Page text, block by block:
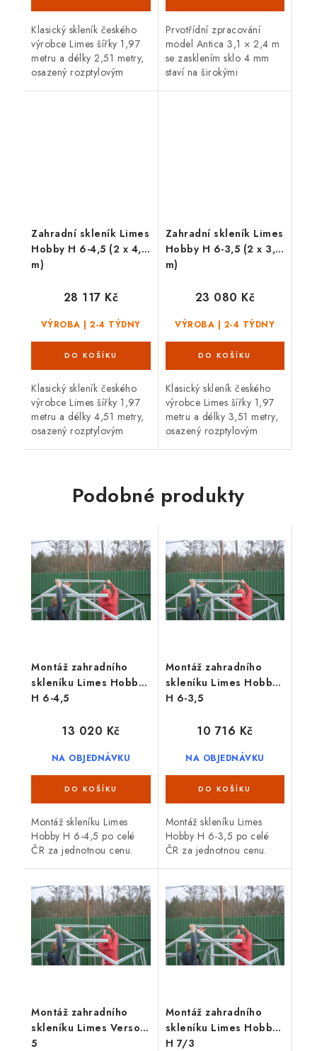
Klasický skleník českého
výrobce Limes šířky 1,97
metru a délky 2,51 metry,
osazený rozptylovým
Prvotřídní zpracování
model Antica 3,1 × 2,4 m
se zasklením sklo 4 mm
staví na širokými
Zahradní skleník Limes
Hobby H 6-4,5 (2 x 4,5
m)
VÝROBA | 2-4 TÝDNY
28 117 Kč
Klasický skleník českého
výrobce Limes šířky 1,97
metru a délky 4,51 metry,
osazený rozptylovým
oknem v základním...
Zahradní skleník Limes
Hobby H 6-3,5 (2 x 3,5
m)
VÝROBA | 2-4 TÝDNY
23 080 Kč
Klasický skleník českého
výrobce Limes šířky 1,97
metru a délky 3,51 metry,
osazený rozptylovým
čelním oknem v
základním...
Podobné produkty
Montáž zahradního
skleníku Limes Hobby
H 6-4,5
NA OBJEDNÁVKU
13 020 Kč
Montáž skleníku Limes
Hobby H 6-4,5 po celé
ČR za jednotnou cenu.
Montáž zahradního
skleníku Limes Hobby
H 6-3,5
NA OBJEDNÁVKU
10 716 Kč
Montáž skleníku Limes
Hobby H 6-3,5 po celé
ČR za jednotnou cenu.
Montáž zahradního
skleníku Limes Verso J
5
Montáž zahradního
skleníku Limes Hobby
H 7/3